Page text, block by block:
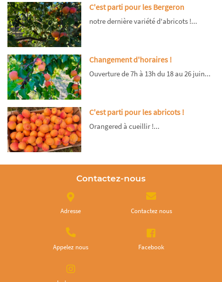
C'est parti pour les Bergeron
notre dernière variété d'abricots !...
Changement d'horaires !
Ouverture de 7h à 13h du 18 au 26 juin...
C'est parti pour les abricots !
Orangered à cueillir !...
Contactez-nous
Adresse Contactez nous
Appelez nous Facebook